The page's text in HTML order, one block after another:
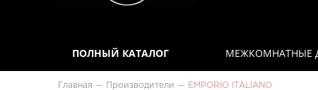
ПОЛНЫЙ КАТАЛОГ МЕЖКОМНАТНЫЕ
Главная — Производители — EMPORIO ITALIANO